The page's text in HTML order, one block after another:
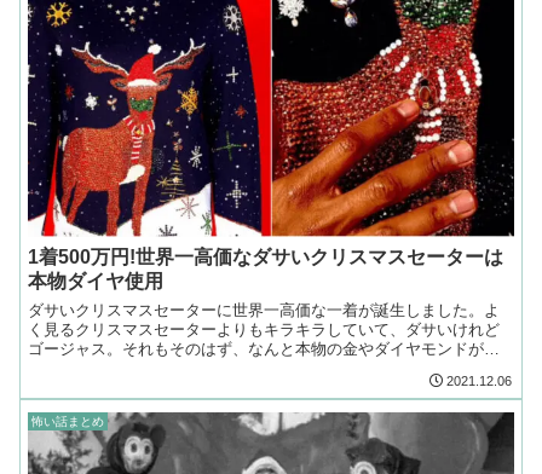
1着500万円!世界一高価なダサいクリスマスセーターは
本物ダイヤ使用
ダサいクリスマスセーターに世界一高価な一着が誕生しました。よ
く見るクリスマスセーターよりもキラキラしていて、ダサいけれど
ゴージャス。それもそのはず、なんと本物の金やダイヤモンドが使
2021.12.06
怖い話まとめ